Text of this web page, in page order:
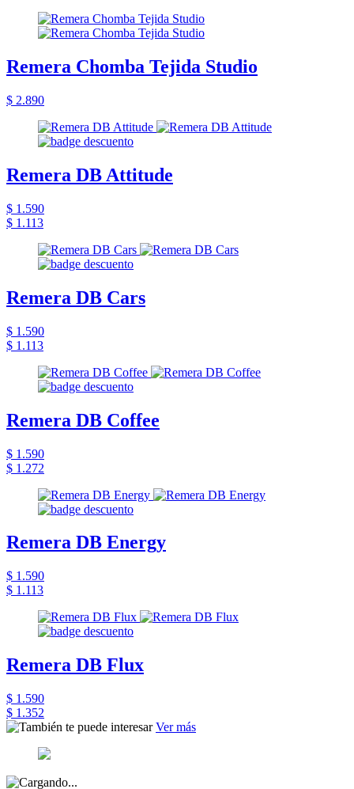
Remera Chomba Tejida Studio
$ 2.890
Remera DB Attitude
$ 1.590
$ 1.113
Remera DB Cars
$ 1.590
$ 1.113
Remera DB Coffee
$ 1.590
$ 1.272
Remera DB Energy
$ 1.590
$ 1.113
Remera DB Flux
$ 1.590
$ 1.352
Ver más